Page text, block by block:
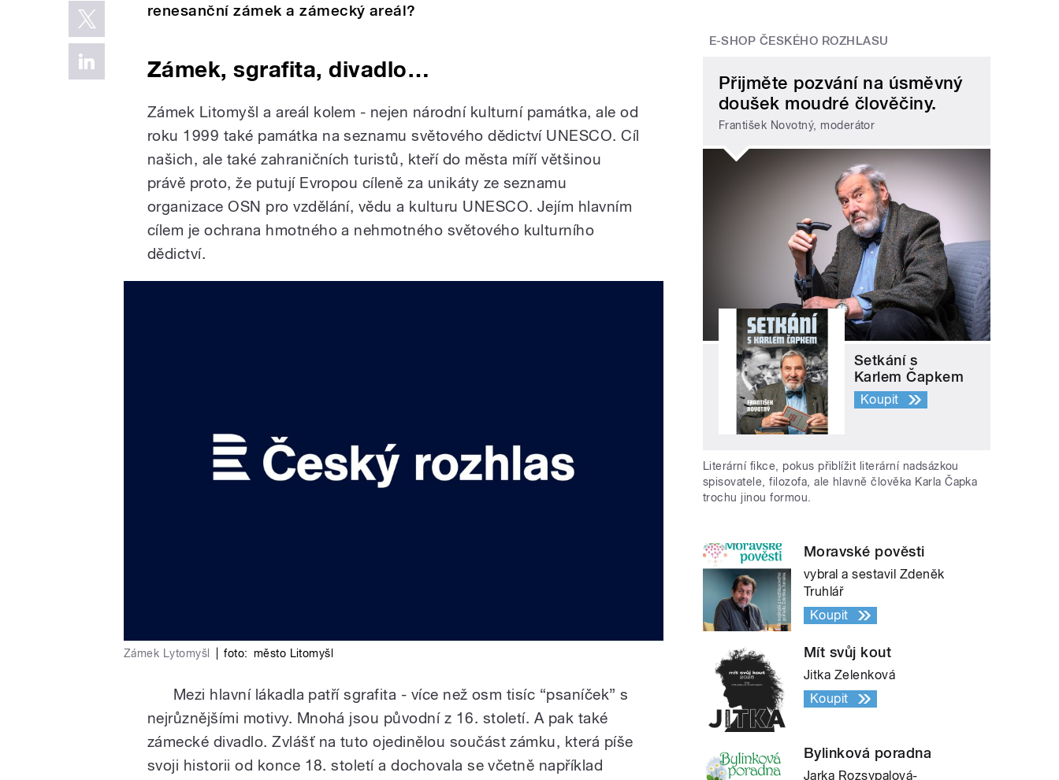
renesanční zámek a zámecký areál?
Zámek, sgrafita, divadlo…
Zámek Litomyšl a areál kolem - nejen národní kulturní památka, ale od
roku 1999 také památka na seznamu světového dědictví UNESCO. Cíl
našich, ale také zahraničních turistů, kteří do města míří většinou
právě proto, že putují Evropou cíleně za unikáty ze seznamu
organizace OSN pro vzdělání, vědu a kulturu UNESCO. Jejím hlavním
cílem je ochrana hmotného a nehmotného světového kulturního
dědictví.
Zámek Lytomyšl foto: město Litomyšl
Mezi hlavní lákadla patří sgrafita - více než osm tisíc “psaníček” s
nejrůznějšími motivy. Mnohá jsou původní z 16. století. A pak také
zámecké divadlo. Zvlášť na tuto ojedinělou součást zámku, která píše
svoji historii od konce 18. století a dochovala se včetně například
E-SHOP ČESKÉHO ROZHLASU
Přijměte pozvání na úsměvný
doušek moudré člověčiny.
František Novotný, moderátor
Setkání s
Karlem Čapkem
Koupit
Literární fikce, pokus přiblížit literární nadsázkou
spisovatele, filozofa, ale hlavně člověka Karla Čapka
trochu jinou formou.
Moravské pověsti
vybral a sestavil Zdeněk
Truhlář
Koupit
Mít svůj kout
Jitka Zelenková
Koupit
Bylinková poradna
Jarka Rozsypalová-